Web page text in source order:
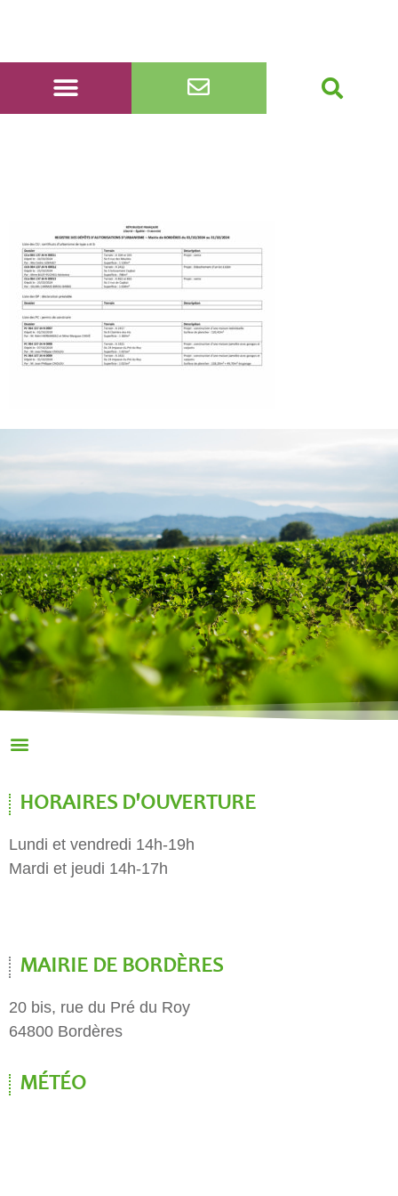
HORAIRES D'OUVERTURE
Lundi et vendredi 14h-19h
Mardi et jeudi 14h-17h
MAIRIE DE BORDÈRES
20 bis, rue du Pré du Roy
64800 Bordères
MÉTÉO